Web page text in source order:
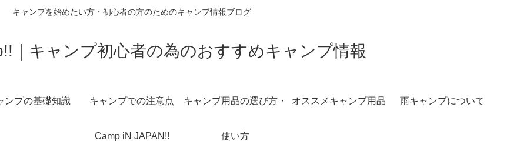
キャンプを始めたい方・初心者の方のためのキャンプ情報ブログ
｜キャンプ初心者の為のおすすめキャンプ情報
ンプの基礎知識 キャンプでの注意点 キャンプ用品の選び方・
使い方
オススメキャンプ用品 雨キャンプについて
Camp iN JAPAN!!